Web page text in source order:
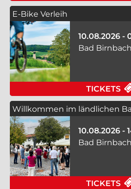
E-Bike Verleih
10.08.2026 -
Bad Birnbach
TICKETS
Willkommen im ländlichen
10.08.2026 -
Bad Birnbach
TICKETS